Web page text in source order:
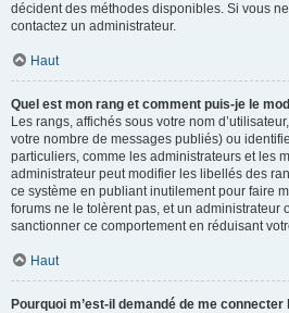
décident des méthodes disponibles. Si vous
contactez un administrateur.
Haut
Quel est mon rang et comment puis-je le
Les rangs, affichés sous votre nom
votre nombre de messages publiés) ou
particuliers, comme les administrateurs et les
administrateur peut modifier les libellés des
ce système en publiant inutilement pour faire
forums ne le tolèrent pas, et un administrateur
sanctionner ce comportement en réduisant
Haut
Pourquoi m’est-il demandé de me